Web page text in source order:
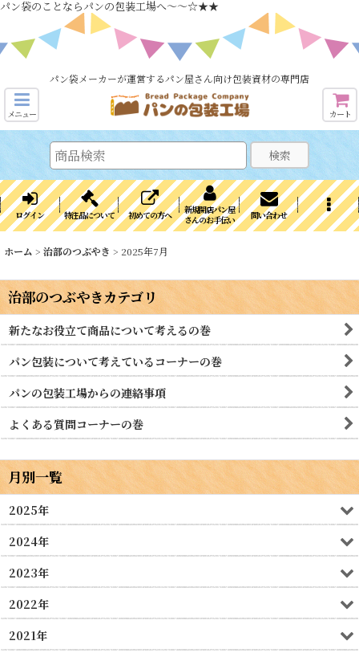
パン袋のことならパンの包装工場へ～～☆★★
パン袋メーカーが運営するパン屋さん向け包装資材の専門店
メニュー カート
検索
ログイン 特注品について 初めての方へ
新規開店パン屋
さんのお手伝い
問い合わせ
ホーム > 治部のつぶやき > 2025年7月
治部のつぶやきカテゴリ
新たなお役立て商品について考えるの巻
パン包装について考えているコーナーの巻
パンの包装工場からの連絡事項
よくある質問コーナーの巻
月別一覧
2025年
2024年
2023年
2022年
2021年